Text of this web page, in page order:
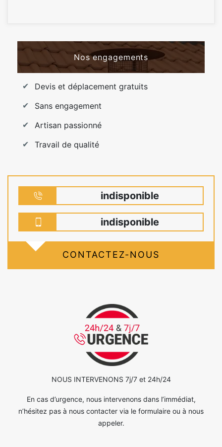
Nos engagements
Devis et déplacement gratuits
Sans engagement
Artisan passionné
Travail de qualité
indisponible
indisponible
CONTACTEZ-NOUS
NOUS INTERVENONS 7j/7 et 24h/24
En cas d’urgence, nous intervenons dans l’immédiat,
n’hésitez pas à nous contacter via le formulaire ou à nous
appeler.